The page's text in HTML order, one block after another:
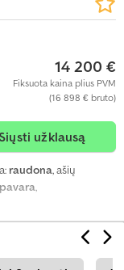
14 200 €
Fiksuota kaina plius PVM
(16 898 € bruto)
užklausą
raudona, ašių
,